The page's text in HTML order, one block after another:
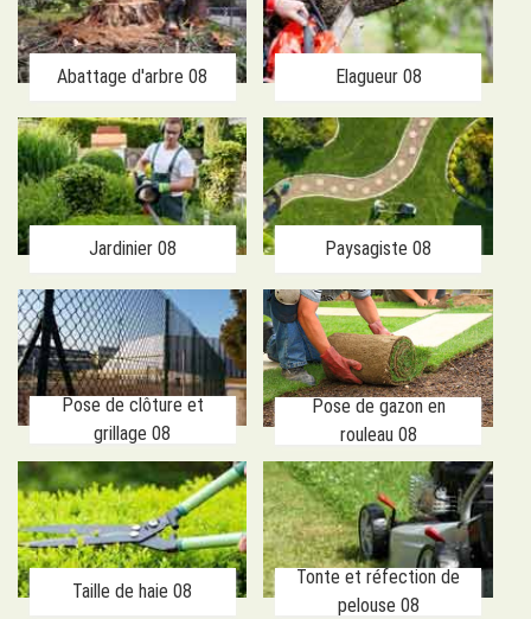
Abattage d'arbre 08 Elagueur 08
Jardinier 08 Paysagiste 08
Pose de clôture et
grillage 08
Pose de gazon en
rouleau 08
Taille de haie 08
Tonte et réfection de
pelouse 08